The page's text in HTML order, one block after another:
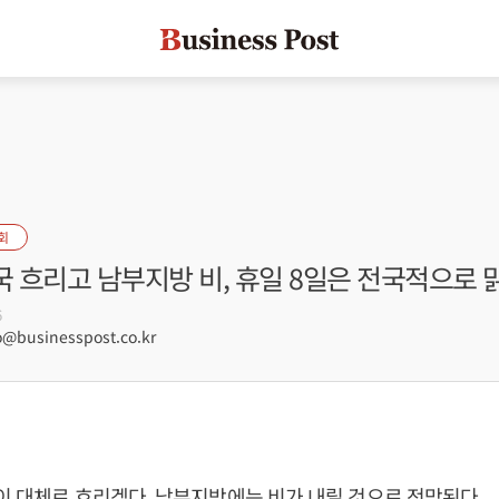
흐리고 남부지방 비, 휴일 8일은 전국적으로